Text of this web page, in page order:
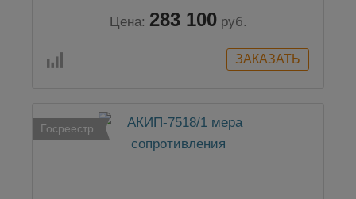
Цена: 283 100 руб.
Госреестр